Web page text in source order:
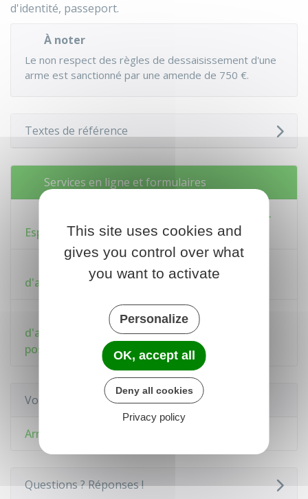
d'identité, passeport.
À noter
Le non respect des règles de dessaisissement d'une
arme est sanctionné par une amende de 750 €.
Textes de référence
Services en ligne et formulaires
Système d'information sur les armes (SIA) -
Espace détenteurs
Déclaration d'abandon par un particulier
d'arme et de munitions à l'Etat
Arme de catégorie C - Déclaration
d'acquisition, vente, cession ou mise en
possession
Voir aussi
Armes
Questions ? Réponses !
This site uses cookies and
gives you control over what
you want to activate
Personalize
OK, accept all
Deny all cookies
Privacy policy